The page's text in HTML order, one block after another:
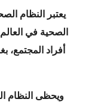
يعتبر النظام
الصحية في
أفراد المجتمع،
ويحظى النظام